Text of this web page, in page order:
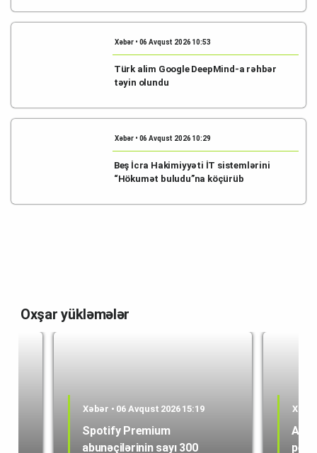
Xəbər • 06 Avqust 2026 10:53
Türk alim Google DeepMind-a rəhbər
təyin olundu
Xəbər • 06 Avqust 2026 10:29
Beş İcra Hakimiyyəti İT sistemlərini
“Hökumət buludu”na köçürüb
Oxşar yükləmələr
Xəbər • 06 Avqust 2026 15:19
Spotify Premium
abunəçilərinin sayı 300